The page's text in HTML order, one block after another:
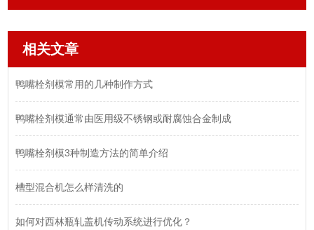
相关文章
鸭嘴栓剂模常用的几种制作方式
鸭嘴栓剂模通常由医用级不锈钢或耐腐蚀合金制成
鸭嘴栓剂模3种制造方法的简单介绍
槽型混合机怎么样清洗的
如何对西林瓶轧盖机传动系统进行优化？